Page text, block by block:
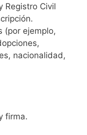
Registro Civil
(por ejemplo,
nacionalidad,
firma.